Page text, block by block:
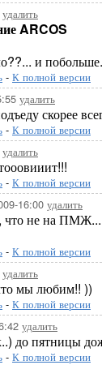
удалить
ARCOS
и
- К полной версии
удалить
скорее
- К полной версии
удалить
- К полной версии
16:00 удалить
что не на
- К полной версии
удалить
мы любим!! ))
- К полной версии
удалить
до пятницы
- К полной версии